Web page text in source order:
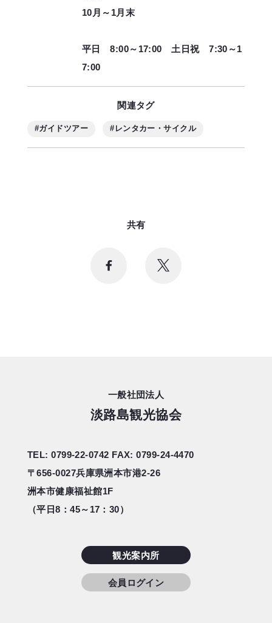
10月～1月末
平日 8:00～17:00 土日祝 7:30～1
7:00
関連タグ
#ガイドツアー #レンタカー・サイクル
共有
一般社団法人
淡路島観光協会
TEL: 0799-22-0742 FAX: 0799-24-4470
〒656-0027兵庫県洲本市港2-26
洲本市健康福祉館1F
（平日8：45～17：30）
観光案内所
会員ログイン